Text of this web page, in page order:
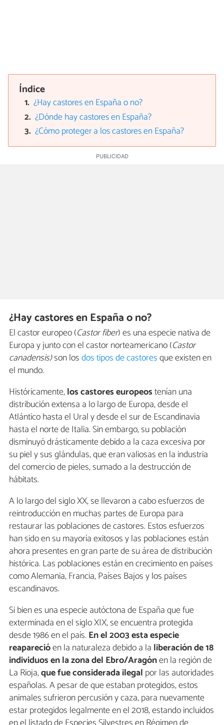
Índice
¿Hay castores en España o no?
¿Dónde hay castores en España?
¿Cómo proteger a los castores en España?
¿Hay castores en España o no?
El castor europeo (Castor fiber) es una especie nativa de
Europa y junto con el castor norteamericano (Castor
canadensis)son losdos tipos de castoresque existen en
el mundo.
Históricamente,los castores europeostenían una
distribución extensa a lo largo de Europa, desde el
Atlántico hasta el Ural y desde el sur de Escandinavia
hasta el norte de Italia. Sin embargo, su población
disminuyó drásticamente debido a la caza excesiva por
su piel y sus glándulas, que eran valiosas en la industria
del comercio de pieles, sumado a la destrucción de
hábitats.
A lo largo del siglo XX, se llevaron a cabo esfuerzos de
reintroducción en muchas partes de Europa para
restaurar las poblaciones de castores. Estos esfuerzos
han sido en su mayoría exitosos y las poblaciones están
ahora presentes en gran parte de su área de distribución
histórica. Las poblaciones están en crecimiento en países
como Alemania, Francia, Países Bajos y los países
escandinavos.
Si bien es una especie autóctona de España que fue
exterminada en el siglo XIX, se encuentra protegida
desde 1986 en el país. En el 2003 esta especie
reaparecióen la naturaleza debido a la liberación de 18
individuos en la zona del Ebro/Aragónen la región de
La Rioja,que fue considerada ilegal por las autoridades
españolas. A pesar de que estaban protegidos, estos
animales sufrieron percusión y caza, para nuevamente
estar protegidos legalmente en el 2018, estando incluidos